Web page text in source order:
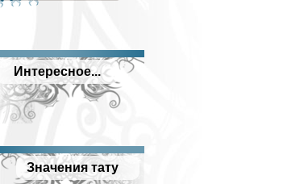
Интересное...
Значения тату